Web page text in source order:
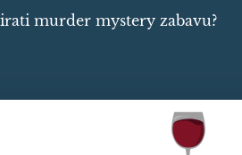
murder mystery zabavu?